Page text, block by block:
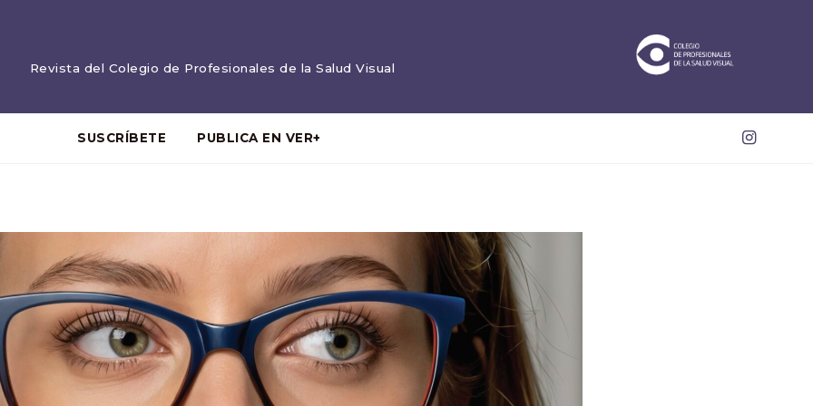
Revista del Colegio de Profesionales de la Salud Visual
SUSCRÍBETE PUBLICA EN VER+